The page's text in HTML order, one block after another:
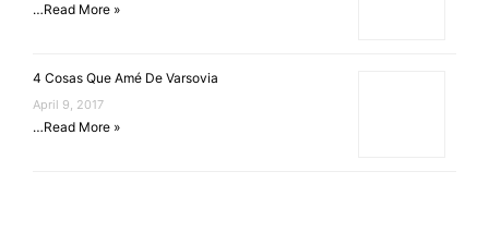
…Read More »
4 Cosas Que Amé De Varsovia
April 9, 2017
…Read More »